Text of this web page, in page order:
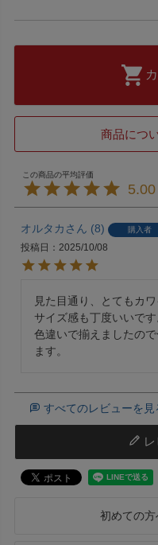
商品につ
5.00
オルタカ 8 購入者
投稿日
2025/10/08
見た目通り、とてもカワ
サイズ感も丁度いいです
色違いで揃えましたの
ます。
すべてのレビューを見
初めての方